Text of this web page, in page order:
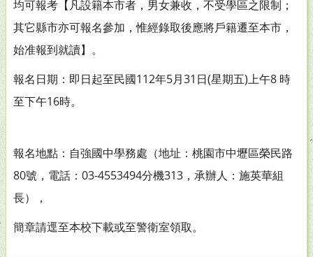
均可報考【凡設籍本市者，男女兼收，不受學區之限制；
其它縣市亦可報名參加，惟經錄取後應將戶籍遷至本市，
始准報到就讀】。
報名日期：即日起至民國112年5月31日(星期五)上午8 時
至下午16時。
報名地點：自強國中學務處（地址：桃園市中壢區榮民路
80號，電話：03-4553494分機313，承辦人：施英華組
長），
簡章請逕至本校下載或至警衛室領取。